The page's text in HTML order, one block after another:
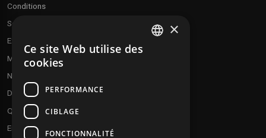
Conditions
Service client
Expédition & retours
Modes de paiement
Notre programme de fidélité
Disques cadeaux
Qui sommes-nous ?
Envoyez vos démos
×
Ce site Web utilise des
cookies
PERFORMANCE
CIBLAGE
FONCTIONNALITÉ